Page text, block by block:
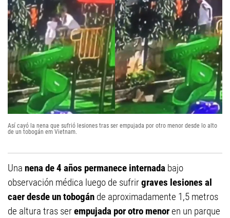
Así cayó la nena que sufrió lesiones tras ser empujada por otro menor desde lo alto
de un tobogán em Vietnam.
Una nena de 4 años permanece internada bajo
observación médica luego de sufrirgraves lesiones al
caer desde un tobogán de aproximadamente 1,5 metros
de altura tras serempujada por otro menoren un parque